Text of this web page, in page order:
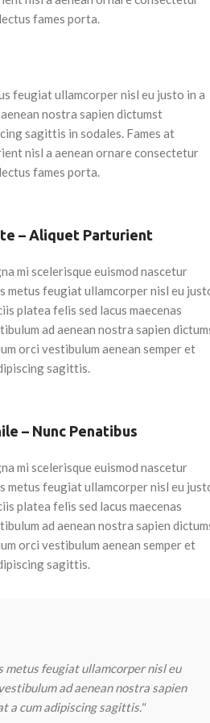
Produtos variáveis
Podes fazer as tuas pesquisas por
variáveis ​​avançados
fames porta.
feugiat ullamcorper nisl eu justo in a
nostra sapien dictumst
sagittis in sodales. Fames at
nisl a aenean ornare consectetur
fames porta.
– Aliquet Parturient
mi scelerisque euismod nascetur
metus feugiat ullamcorper nisl eu
platea felis sed lacus maecenas
ad aenean nostra sapien
orci vestibulum aenean semper et
sagittis.
– Nunc Penatibus
mi scelerisque euismod nascetur
metus feugiat ullamcorper nisl eu
platea felis sed lacus maecenas
ad aenean nostra sapien
orci vestibulum aenean semper et
sagittis.
metus feugiat ullamcorper nisl eu
ad aenean nostra sapien
a cum adipiscing sagittis."